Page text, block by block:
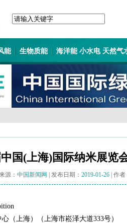
能 生物质能 海洋能 小水电 天然气
国(上海)国际纳米展览
源： 中国新闻网 | 发布日期： 2019-01-26 | 作者
（上海）（上海市崧泽大道333号）